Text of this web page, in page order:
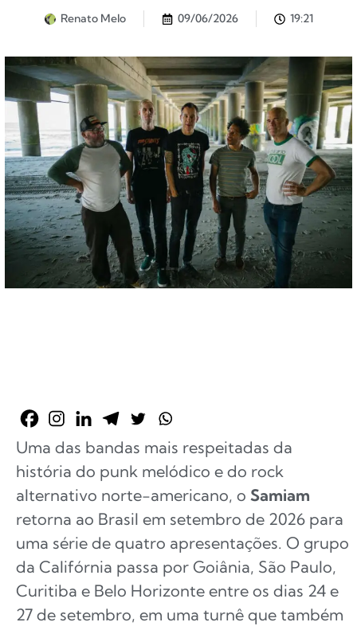
Renato Melo 09/06/2026 19:21
Uma das bandas mais respeitadas da
história do punk melódico e do rock
alternativo norte-americano, o Samiam
retorna ao Brasil em setembro de 2026 para
uma série de quatro apresentações. O grupo
da Califórnia passa por Goiânia, São Paulo,
Curitiba e Belo Horizonte entre os dias 24 e
27 de setembro, em uma turnê que também